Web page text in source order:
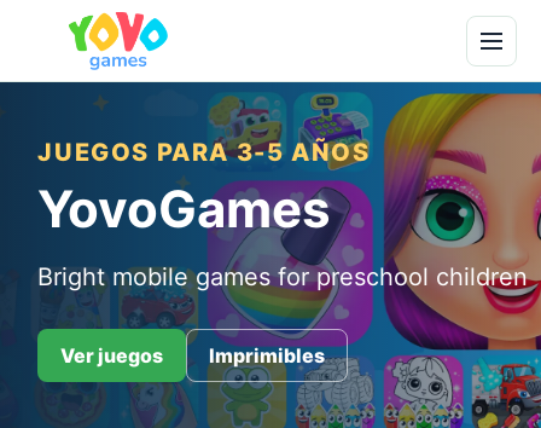
JUEGOS PARA 3-5 AÑOS
YovoGames
Bright mobile games for preschool children
Ver juegos Imprimibles